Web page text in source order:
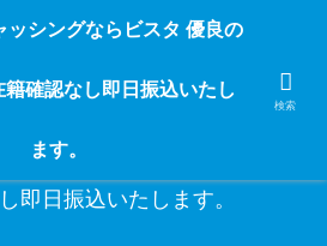
スタなら24時間365日 在籍確認なしで借りれる
97％！仕事をしている人ならブラックでも給料
融資で借りられるから安心！
ングならビスタ 優良の即日融資
即日振込いたします。
ッシングならビスタ 優良の
確認なし即日振込いたし
ます。
検索